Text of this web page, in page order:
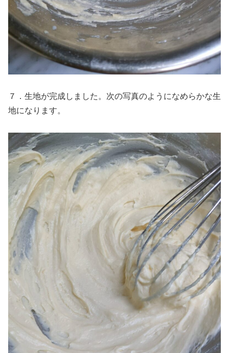
７．生地が完成しました。次の写真のようになめらかな生
地になります。